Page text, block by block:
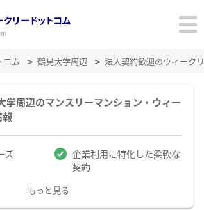
コム 鶴見大学周辺 法人契約歓迎のウィーク
学周辺のマンスリーマンション・ウィー
報
ズ
企業利用に特化した柔軟な
契約
もっと見る